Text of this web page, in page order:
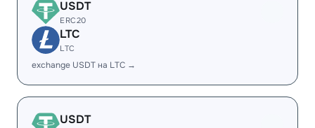
USDT
ERC20
LTC
LTC
exchange USDT на LTC →
USDT